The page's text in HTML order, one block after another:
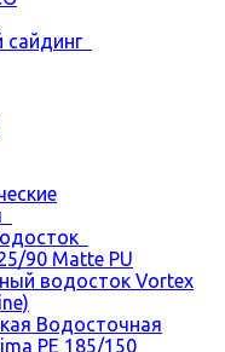
90 Matte PU
водосток Vortex
Водосточная
PE 185/150